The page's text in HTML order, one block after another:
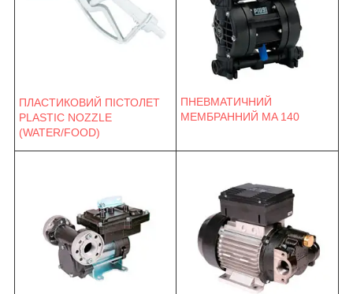
ПЛАСТИКОВИЙ ПІСТОЛЕТ
PLASTIC NOZZLE
(WATER/FOOD)
ПНЕВМАТИЧНИЙ
МЕМБРАННИЙ MA 140